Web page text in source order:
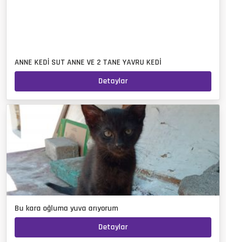
ANNE KEDİ SUT ANNE VE 2 TANE YAVRU KEDİ
Detaylar
Bu kara oğluma yuva arıyorum
Detaylar